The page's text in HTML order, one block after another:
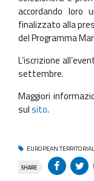
accordando loro
finalizzato alla
del Programma
L’iscrizione
settembre.
Maggiori
sulsito.
EUROPEAN
SHARE